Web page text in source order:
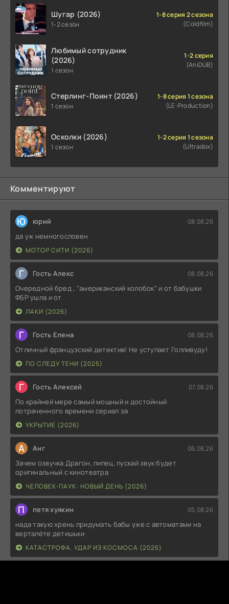
Шугар (2026)
1-2 сезон
1-8 серия 2 сезона
(Coldfilm)
Любимый сотрудник
(2026)
1 сезон
1-2 серия
(AniDUB)
Стерлинг-Поинт (2026)
1 сезон
1-8 серия 1 сезона
(LE-Production)
Осколки (2026)
1 сезон
1-2 серия 1 сезона
(Ultradox)
Комментируют
Ю юрий 08.08.26
да уж немногословен
МОТОР СИТИ (2026)
Г Гость Алекс 08.08.26
Очередной бред , "американский колобок" и от бабушки
ФБР ушла и от
ЛАКИ (2026)
Г Гость Елена 08.08.26
Отличный французский детектив! Не уступает Голливуду!
ПО СЛЕДУ ТЕНИ (2025)
Г Гость Алексей 07.08.26
По крайней мере самый мощный и достойный
потраченного времени сериал за
УКРЫТИЕ (2026)
А Анг 06.08.26
Зачем озвучка Драгон, пипец, пускай звук будет
оригинальный с кинотеатра
ЧЕЛОВЕК-ПАУК: НОВЫЙ ДЕНЬ (2026)
П петя хуякин 05.08.26
нада такую хрень придумать бабы уже с автоматами на
верталёте детишьки
КАТАСТРОФА. УДАР ИЗ КОСМОСА (2026)